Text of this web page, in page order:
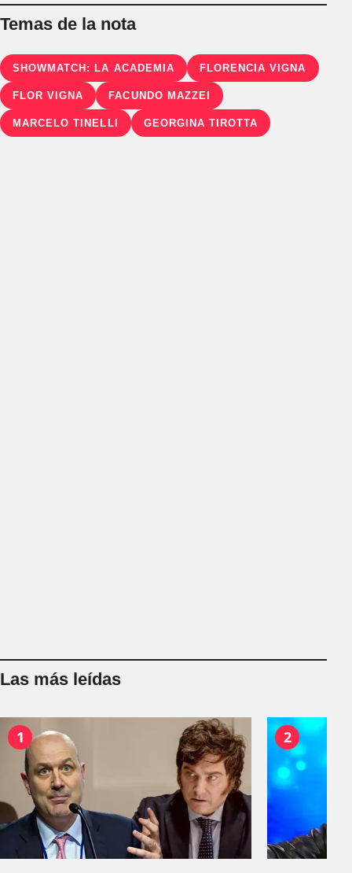
Temas de la nota
SHOWMATCH: LA ACADEMIA FLORENCIA VIGNA
FLOR VIGNA FACUNDO MAZZEI
MARCELO TINELLI GEORGINA TIROTTA
Las más leídas
1 2